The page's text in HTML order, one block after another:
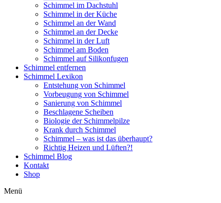
Schimmel im Dachstuhl
Schimmel in der Küche
Schimmel an der Wand
Schimmel an der Decke
Schimmel in der Luft
Schimmel am Boden
Schimmel auf Silikonfugen
Schimmel entfernen
Schimmel Lexikon
Entstehung von Schimmel
Vorbeugung von Schimmel
Sanierung von Schimmel
Beschlagene Scheiben
Biologie der Schimmelpilze
Krank durch Schimmel
Schimmel – was ist das überhaupt?
Richtig Heizen und Lüften?!
Schimmel Blog
Kontakt
Shop
Menü